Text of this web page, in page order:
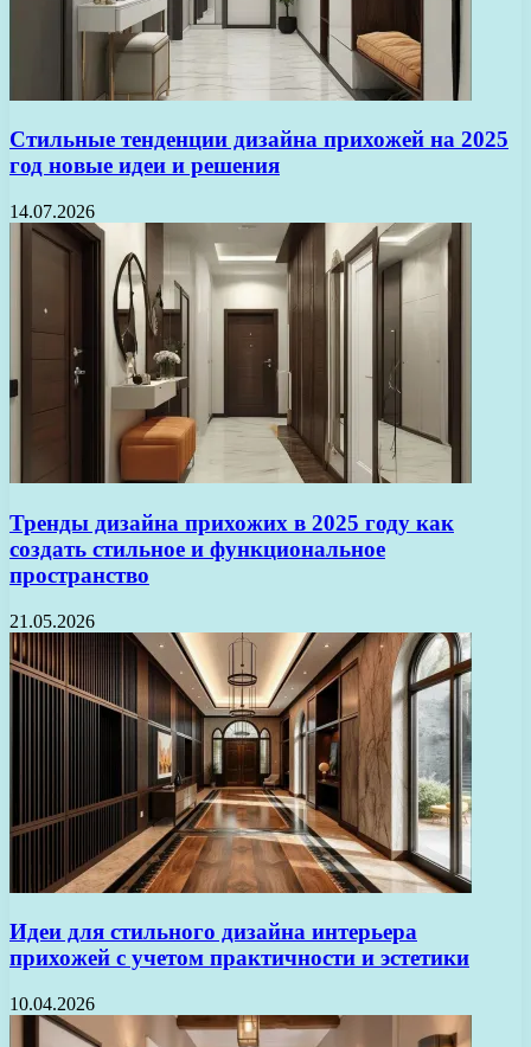
Стильные тенденции дизайна прихожей на 2025
год новые идеи и решения
14.07.2026
Тренды дизайна прихожих в 2025 году как
создать стильное и функциональное
пространство
21.05.2026
Идеи для стильного дизайна интерьера
прихожей с учетом практичности и эстетики
10.04.2026